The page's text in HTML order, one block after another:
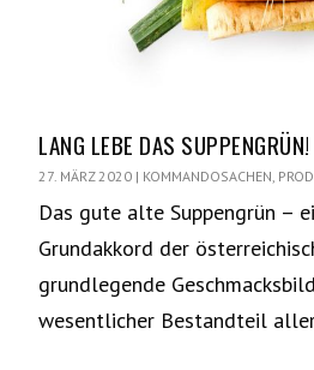
LANG LEBE DAS SUPPENGRÜN!
27. MÄRZ 2020 | KOMMANDOSACHEN
Das gute alte Suppengrün –
Grundakkord der
grundlegende
wesentlicher Bestandteil